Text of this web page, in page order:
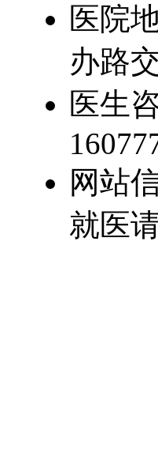
医院
办路
医生
网站
就医